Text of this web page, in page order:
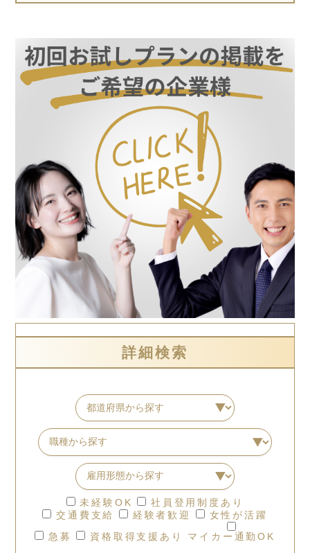
詳細検索
未経験OK
社員登用制度あり
交通費支給
経験者歓迎
女性が活躍
急募
資格取得支援あり マイカー通勤OK